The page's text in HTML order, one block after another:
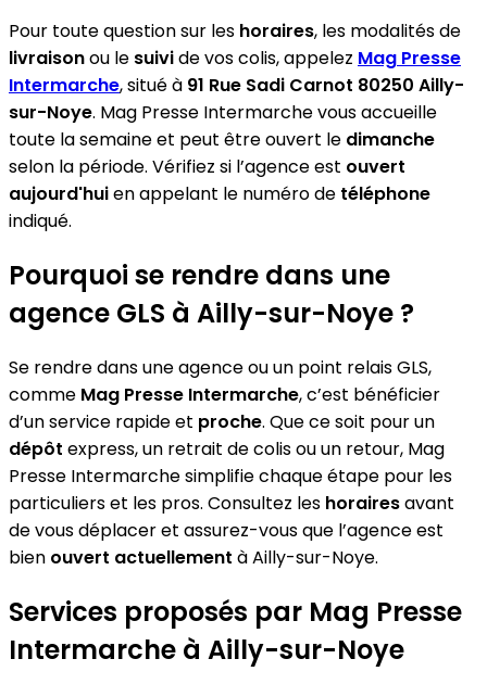
Pour toute question sur les horaires, les modalités de
livraisonou le suivide vos colis, appelez Mag Presse
Intermarche, situé à 91 Rue Sadi Carnot 80250 Ailly-
sur-Noye. Mag Presse Intermarche vous accueille
toute la semaine et peut être ouvert le dimanche
selon la période. Vérifiez si l’agence est ouvert
aujourd'huien appelant le numéro de téléphone
indiqué.
Pourquoi se rendre dans une
agence GLS à Ailly-sur-Noye ?
Se rendre dans une agence ou un point relais GLS,
comme Mag Presse Intermarche, c’est bénéficier
d’un service rapide et proche. Que ce soit pour un
dépôt express, un retrait de colis ou un retour, Mag
Presse Intermarche simplifie chaque étape pour les
particuliers et les pros. Consultez les horairesavant
de vous déplacer et assurez-vous que l’agence est
bien ouvert actuellement à Ailly-sur-Noye.
Services proposés par Mag Presse
Intermarche à Ailly-sur-Noye